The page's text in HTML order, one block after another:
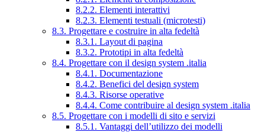
8.2.2. Elementi interattivi
8.2.3. Elementi testuali (microtesti)
8.3. Progettare e costruire in alta fedeltà
8.3.1. Layout di pagina
8.3.2. Prototipi in alta fedeltà
8.4. Progettare con il design system .italia
8.4.1. Documentazione
8.4.2. Benefici del design system
8.4.3. Risorse operative
8.4.4. Come contribuire al design system .italia
8.5. Progettare con i modelli di sito e servizi
8.5.1. Vantaggi dell’utilizzo dei modelli